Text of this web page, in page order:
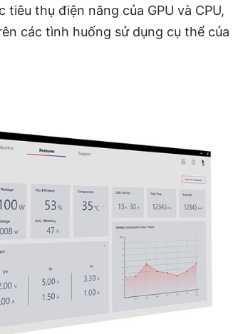
thụ điện năng của GPU và CPU,
các tình huống sử dụng cụ thể của